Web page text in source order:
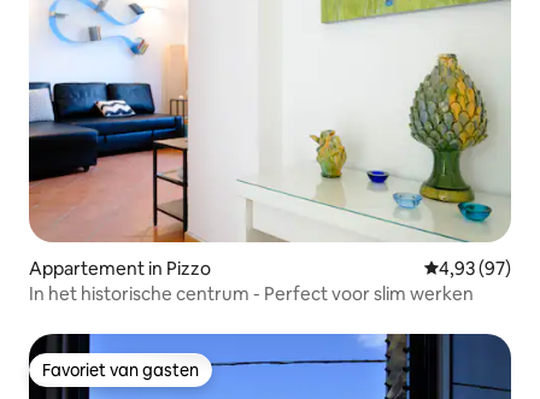
Appartement in Pizzo Gemiddelde
4,93 (97)
In het historische centrum - Perfect voor slim werken
Favoriet van gasten
Favoriet van gasten